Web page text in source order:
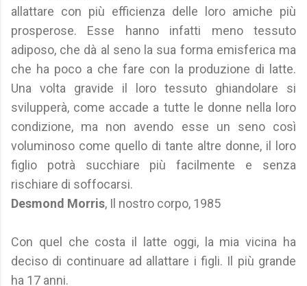
allattare con più efficienza delle loro amiche più
prosperose. Esse hanno infatti meno tessuto
adiposo, che dà al seno la sua forma emisferica ma
che ha poco a che fare con la produzione di latte.
Una volta gravide il loro tessuto ghiandolare si
svilupperà, come accade a tutte le donne nella loro
condizione, ma non avendo esse un seno così
voluminoso come quello di tante altre donne, il loro
figlio potrà succhiare più facilmente e senza
rischiare di soffocarsi.
Desmond Morris, Il nostro corpo, 1985
Con quel che costa il latte oggi, la mia vicina ha
deciso di continuare ad allattare i figli. Il più grande
ha 17 anni.